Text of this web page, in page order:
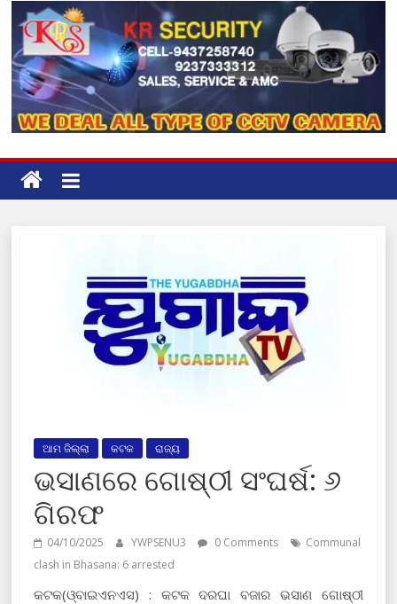
ଆମ ଜିଲ୍ଲା କଟକ ରାଜ୍ୟ
ଭସାଣରେ ଗୋଷ୍ଠୀ ସଂଘର୍ଷ: ୬
ଗିରଫ
04/10/2025 YWPSENU3 0 Comments
Communal
clash in Bhasana: 6 arrested
କଟକ(ଓ୍ବାଇଏନଏସ) : କଟକ ଦରଘା ବଜାର ଭସାଣ ଗୋଷ୍ଠୀ